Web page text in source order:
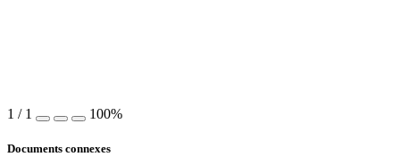
1 / 1 100%
Documents connexes